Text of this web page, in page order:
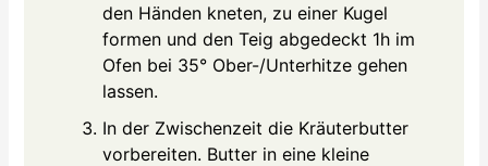
den Händen kneten, zu einer Kugel
formen und den Teig abgedeckt 1h im
Ofen bei 35° Ober-/Unterhitze gehen
lassen.
In der Zwischenzeit die Kräuterbutter
vorbereiten. Butter in eine kleine